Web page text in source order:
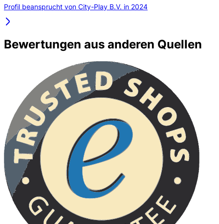
Profil beansprucht von City-Play B.V. in 2024
Bewertungen aus anderen Quellen